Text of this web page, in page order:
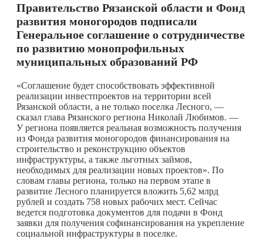
Правительство Рязанской области и Фонд
развития моногородов подписали
Генеральное соглашение о сотрудничестве
по развитию монопрофильных
муниципальных образований РФ
«Соглашение будет способствовать эффективной
реализации инвестпроектов на территории всей
Рязанской области, а не только поселка Лесного, —
сказал глава Рязанского региона Николай Любимов. —
У региона появляется реальная возможность получения
из Фонда развития моногородов финансирования на
строительство и реконструкцию объектов
инфраструктуры, а также льготных займов,
необходимых для реализации новых проектов». По
словам главы региона, только на первом этапе в
развитие Лесного планируется вложить 5,62 млрд
рублей и создать 758 новых рабочих мест. Сейчас
ведется подготовка документов для подачи в Фонд
заявки для получения софинансирования на укрепление
социальной инфраструктуры в поселке.